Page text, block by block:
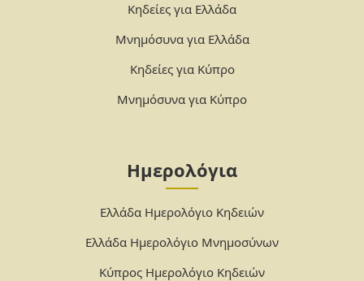
Κηδείες για Ελλάδα
Μνημόσυνα για Ελλάδα
Κηδείες για Κύπρο
Μνημόσυνα για Κύπρο
Ημερολόγια
Ελλάδα Ημερολόγιο Κηδειών
Ελλάδα Ημερολόγιο Μνημοσύνων
Κύπρος Ημερολόγιο Κηδειών